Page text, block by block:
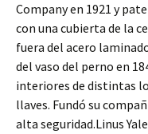
Company en 1921 y
con una cubierta de la
fuera del acero
del vaso del perno en
interiores de distintas
llaves. Fundó su
alta seguridad.Linus